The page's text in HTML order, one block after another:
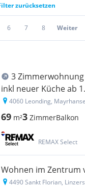
zurücksetzen
6 7 8 Weiter
3
inkl neuer Küche ab
4060 Leonding,
69 m²3 ZimmerBalkon
REMAX Select
Wohnen im Zentrum
4490 Sankt Florian,